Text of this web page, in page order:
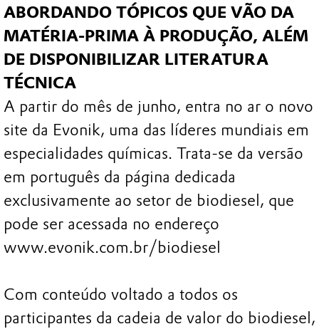
ABORDANDO TÓPICOS QUE VÃO DA
MATÉRIA-PRIMA À PRODUÇÃO, ALÉM
DE DISPONIBILIZAR LITERATURA
TÉCNICA
A partir do mês de junho, entra no ar o novo
site da Evonik, uma das líderes mundiais em
especialidades químicas. Trata-se da versão
em português da página dedicada
exclusivamente ao setor de biodiesel, que
pode ser acessada no endereço
www.evonik.com.br/biodiesel
Com conteúdo voltado a todos os
participantes da cadeia de valor do biodiesel,